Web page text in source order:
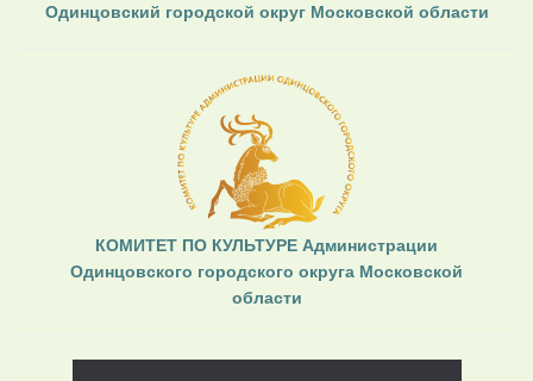
Одинцовский городской округ Московской области
КОМИТЕТ ПО КУЛЬТУРЕ Администрации
Одинцовского городского округа Московской
области